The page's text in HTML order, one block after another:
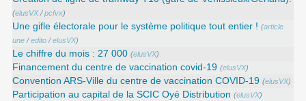
(elusVX/pcfvx)
Une gifle électorale pour le système politique tout entier ! (article
une/edito/elusVX)
Le chiffre du mois : 27 000 (elusVX)
Financement du centre de vaccination covid-19 (elusVX)
Convention ARS‑Ville du centre de vaccination COVID‑19 (elusVX)
Participation au capital de la SCIC Oyé Distribution (elusVX)